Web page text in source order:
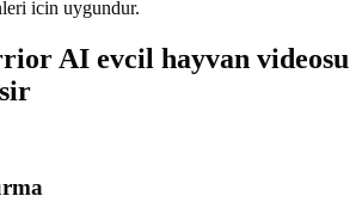
icin uygundur.
AI evcil hayvan videosu